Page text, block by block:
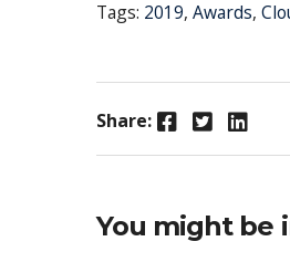
Tags: 2019, Awards,
Share: Facebook Twitter LinkedIn
You might be